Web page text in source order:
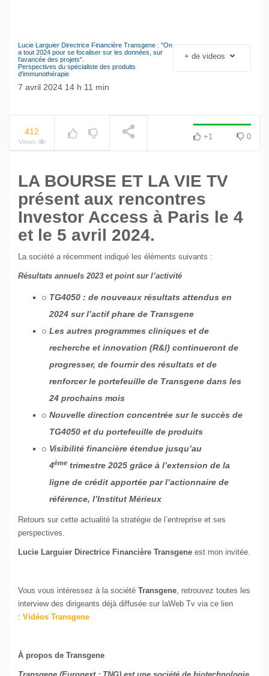
NOW PLAYING
Le séisme industriel
Lucie Larguier Directrice Financière Transgene : "On
a tout 2024 pour se focaliser sur les données, sur
l'avancée des projets".
Perspectives du spécialiste des produits
d'immunothérapie
7 avril 2024 14 h 11 min
+ de videos
412
Views
+1 0
LA BOURSE ET LA VIE TV
présent aux rencontres
Investor Access à Paris le 4
et le 5 avril 2024.
La société a récemment indiqué les éléments suivants :
Résultats annuels 2023 et point sur l’activité
TG4050 : de nouveaux résultats attendus en
2024 sur l’actif phare de Transgene
Les autres programmes cliniques et de
recherche et innovation (R&I) continueront de
progresser, de fournir des résultats et de
renforcer le portefeuille de Transgene dans les
24 prochains mois
Nouvelle direction concentrée sur le succès de
TG4050 et du portefeuille de produits
Visibilité financière étendue jusqu’au
4ème trimestre 2025 grâce à l’extension de la
ligne de crédit apportée par l’actionnaire de
référence, l’Institut Mérieux
Retours sur cette actualité la stratégie de l’entreprise et ses
perspectives.
Lucie Larguier Directrice Financière Transgene est mon invitée.
Vous vous intéressez à la société Transgene, retrouvez toutes les
interview des dirigeants déjà diffusée sur laWeb Tv via ce lien
: Vidéos Transgene
À propos de Transgene